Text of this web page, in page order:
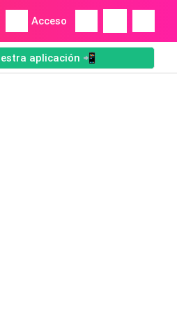
Acceso
aplicación 📲